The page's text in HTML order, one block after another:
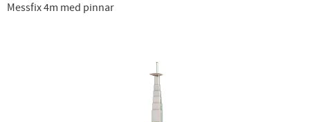
Messfix 4m med pinnar